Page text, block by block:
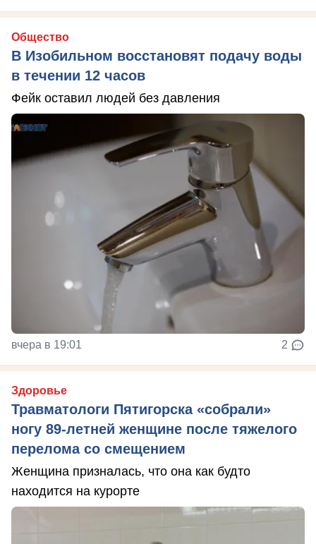
Общество
В Изобильном восстановят подачу воды
в течении 12 часов
Фейк оставил людей без давления
вчера в 19:01 2
Здоровье
Травматологи Пятигорска «собрали»
ногу 89-летней женщине после тяжелого
перелома со смещением
Женщина призналась, что она как будто
находится на курорте